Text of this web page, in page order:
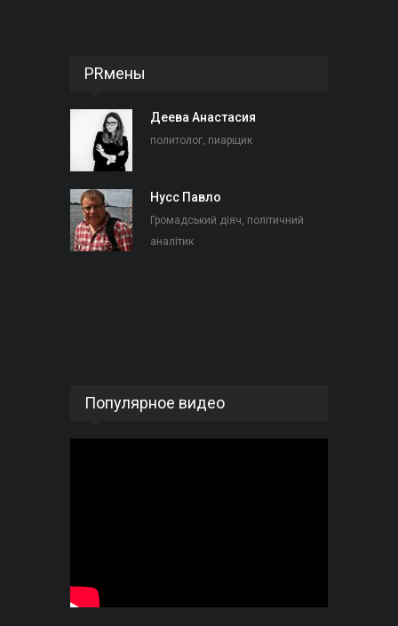
PRмены
Деева Анастасия
политолог, пиарщик
Нусс Павло
Громадський діяч, політичний
аналітик
Популярное видео